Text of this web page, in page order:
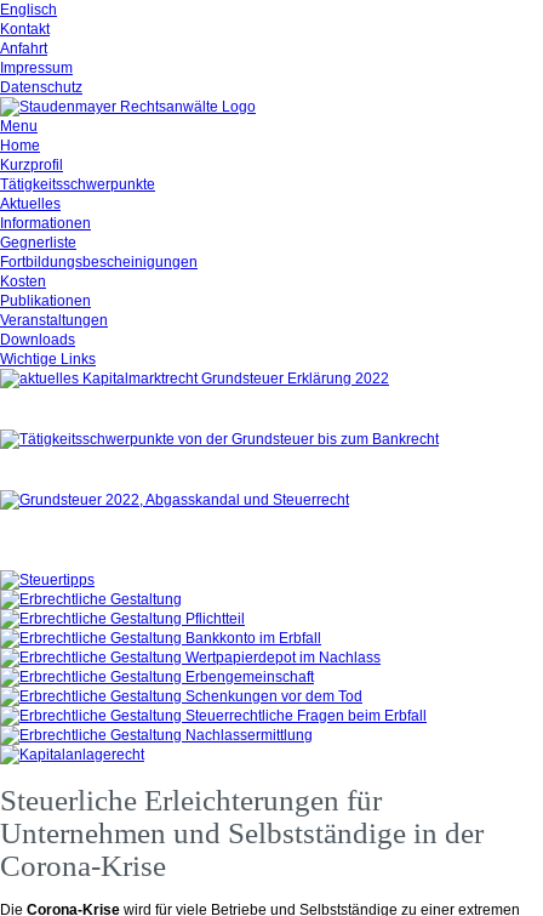
Englisch
Kontakt
Anfahrt
Impressum
Datenschutz
Menu
Home
Kurzprofil
Tätigkeitsschwerpunkte
Aktuelles
Informationen
Gegnerliste
Fortbildungsbescheinigungen
Kosten
Publikationen
Veranstaltungen
Downloads
Wichtige Links
Steuerliche Erleichterungen für
Unternehmen und Selbstständige in der
Corona-Krise
Die Corona-Krise wird für viele Betriebe und Selbstständige zu einer extremen